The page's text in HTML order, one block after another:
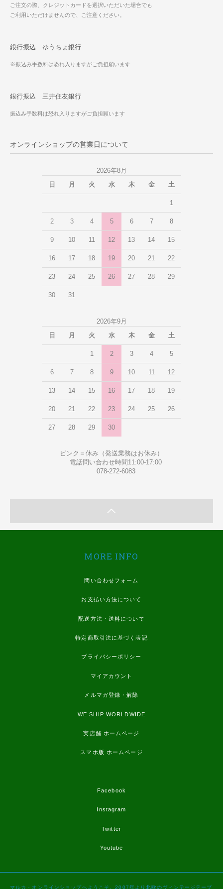
ご注文の際、クレジットカードを選択いただいた場合でも
ご利用いただけませんので、ご注意ください。
銀行振込 ゆうちょ銀行
※振込み手数料は恐れ入りますがご負担願います
銀行振込 三井住友銀行
振込み手数料は恐れ入りますがご負担願います
オンラインショップの営業日について
2026年8月
日
月 火 水 木 金 土
1
2 3 4 5 6 7 8
9 10 11 12 13 14 15
16 17 18 19 20 21 22
23 24 25 26 27 28 29
30 31
2026年9月
日
月 火 水 木 金 土
1 2 3 4 5
6 7 8 9 10 11 12
13 14 15 16 17 18 19
20 21 22 23 24 25 26
27 28 29 30
ピンク＝休み（発送業務はお休み）
電話問い合わせ時間11:00-17:00
078-272-6083
MORE INFO
問い合わせフォーム
お支払い方法について
配送方法・送料について
特定商取引法に基づく表記
プライバシーポリシー
マイアカウント
メルマガ登録・解除
WE SHIP WORLDWIDE
実店舗 ホームページ
スマホ版 ホームページ
Facebook
Instagram
Twitter
Youtube
マルカ・オンラインショップへようこそ。2007年より北欧のヴィンテージテーブ